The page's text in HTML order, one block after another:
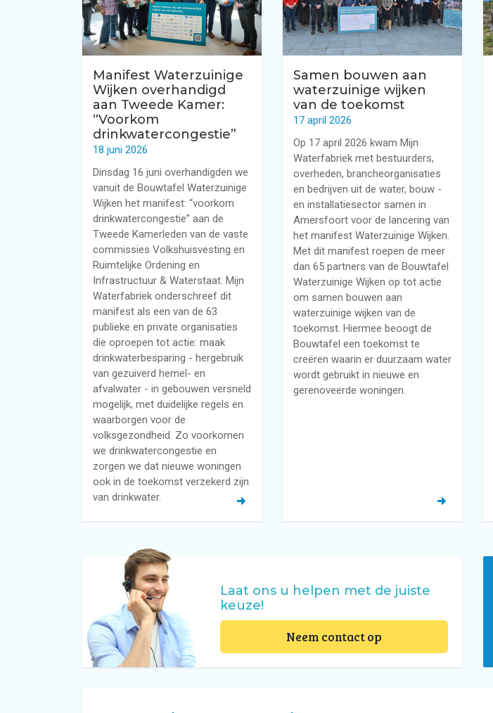
Manifest Waterzuinige
Wijken overhandigd
aan Tweede Kamer:
“Voorkom
drinkwatercongestie”
18 juni 2026
Dinsdag 16 juni overhandigden we
vanuit de Bouwtafel Waterzuinige
Wijken het manifest: “voorkom
drinkwatercongestie” aan de
Tweede Kamerleden van de vaste
commissies Volkshuisvesting en
Ruimtelijke Ordening en
Infrastructuur & Waterstaat. Mijn
Waterfabriek onderschreef dit
manifest als een van de 63
publieke en private organisaties
die oproepen tot actie: maak
drinkwaterbesparing - hergebruik
van gezuiverd hemel- en
afvalwater - in gebouwen versneld
mogelijk, met duidelijke regels en
waarborgen voor de
volksgezondheid. Zo voorkomen
we drinkwatercongestie en
zorgen we dat nieuwe woningen
ook in de toekomst verzekerd zijn
van drinkwater.
Samen bouwen aan
waterzuinige wijken
van de toekomst
17 april 2026
Op 17 april 2026 kwam Mijn
Waterfabriek met bestuurders,
overheden, brancheorganisaties
en bedrijven uit de water, bouw -
en installatiesector samen in
Amersfoort voor de lancering van
het manifest Waterzuinige Wijken.
Met dit manifest roepen de meer
dan 65 partners van de Bouwtafel
Waterzuinige Wijken op tot actie
om samen bouwen aan
waterzuinige wijken van de
toekomst. Hiermee beoogt de
Bouwtafel een toekomst te
creëren waarin er duurzaam water
wordt gebruikt in nieuwe en
gerenoveerde woningen.
Laat ons u helpen met de juiste
keuze!
Neem contact op